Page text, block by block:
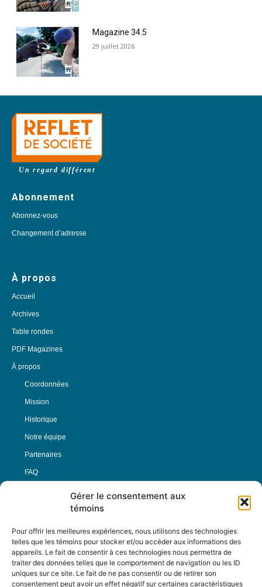
Gérer le consentement aux
témoins
Pour offrir les meilleures expériences, nous utilisons des technologies
telles que les témoins pour stocker et/ou accéder aux informations des
appareils. Le fait de consentir à ces technologies nous permettra de
traiter des données telles que le comportement de navigation ou les ID
uniques sur ce site. Le fait de ne pas consentir ou de retirer son
consentement peut avoir un effet négatif sur certaines caractéristiques
Magazine 34.5
29 juillet 2026
Un regard différent
Abonnement
Abonnez-vous
Changement d’adresse
À propos
Accueil
Archives
Table rondes
PDF Magazines
À propos
Coordonnées
Mission
Historique
Notre équipe
Partenaires
FAQ
Nous Suivre